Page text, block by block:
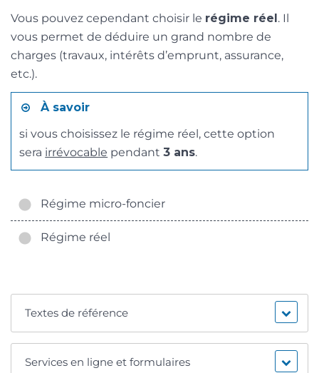
Vous pouvez cependant choisir le régime réel . Il
vous permet de déduire un grand nombre de
charges (travaux, intérêts d’emprunt, assurance,
etc.).
À savoir
si vous choisissez le régime réel, cette option
sera irrévocable pendant3 ans.
Régime micro-foncier
Régime réel
Textes de référence
Services en ligne et formulaires